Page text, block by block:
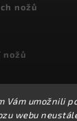
Vám umožnili
webu
nožů
nožů